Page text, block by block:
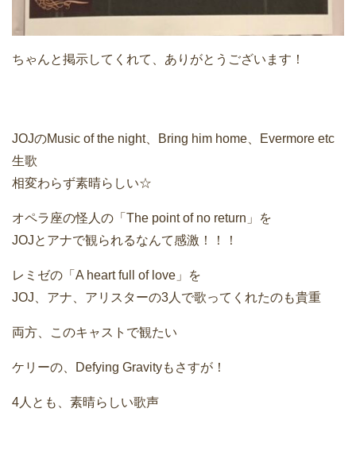
ちゃんと掲示してくれて、ありがとうございます！
JOJのMusic of the night、Bring him home、Evermore etc
生歌
相変わらず素晴らしい☆
オペラ座の怪人の「The point of no return」を
JOJとアナで観られるなんて感激！！！
レミゼの「A heart full of love」を
JOJ、アナ、アリスターの3人で歌ってくれたのも貴重
両方、このキャストで観たい
ケリーの、Defying Gravityもさすが！
4人とも、素晴らしい歌声